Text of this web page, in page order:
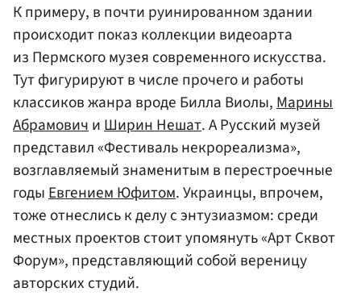
К примеру, в почти руинированном здании
происходит показ коллекции видеоарта
из Пермского музея современного искусства.
Тут фигурируют в числе прочего и работы
классиков жанра вроде Билла Виолы,Марины
АбрамовичиШирин Нешат. А Русский музей
представил «Фестиваль некрореализма»,
возглавляемый знаменитым в перестроечные
годыЕвгением Юфитом. Украинцы, впрочем,
тоже отнеслись к делу с энтузиазмом: среди
местных проектов стоит упомянуть «Арт Сквот
Форум», представляющий собой вереницу
авторских студий.